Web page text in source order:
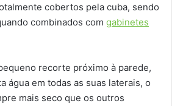
cobertos pela cuba, sendo
combinados com gabinetes
recorte próximo à parede,
água em todas as suas laterais, o
mais seco que os outros